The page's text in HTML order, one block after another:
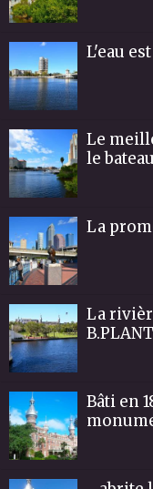
L'eau
Le
le bateau
La
La
Bâti en